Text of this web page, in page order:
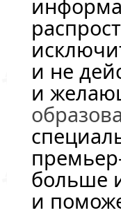
и не
и
больше
и